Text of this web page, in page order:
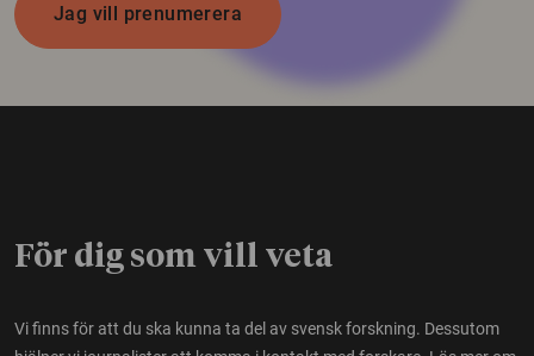
Jag vill prenumerera
För dig som vill veta
Vi finns för att du ska kunna ta del av svensk forskning. Dessutom